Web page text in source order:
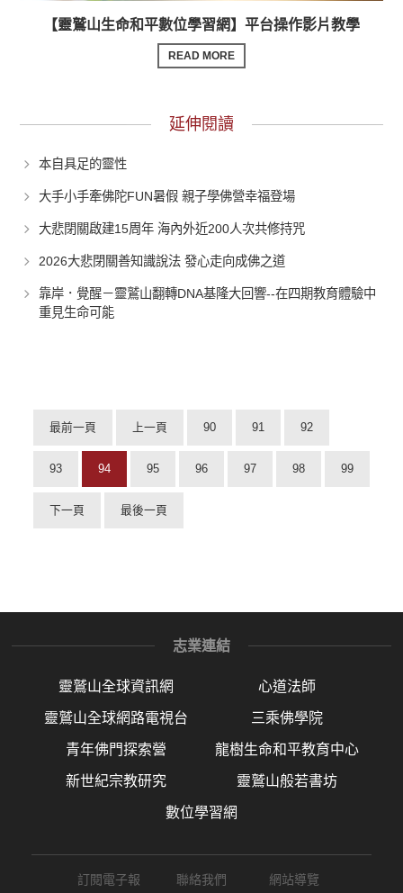
【靈鷲山生命和平數位學習網】平台操作影片教學
READ MORE
延伸閱讀
本自具足的靈性
大手小手牽佛陀FUN暑假 親子學佛營幸福登場
大悲閉關啟建15周年 海內外近200人次共修持咒
2026大悲閉關善知識說法 發心走向成佛之道
靠岸．覺醒－靈鷲山翻轉DNA基隆大回響--在四期教育體驗中
重見生命可能
最前一頁 上一頁 90 91 92
93 94 95 96 97 98 99
下一頁 最後一頁
志業連結
靈鷲山全球資訊網 心道法師
靈鷲山全球網路電視台 三乘佛學院
青年佛門探索營 龍樹生命和平教育中心
新世紀宗教研究 靈鷲山般若書坊
數位學習網
訂閱電子報 聯絡我們 網站導覽